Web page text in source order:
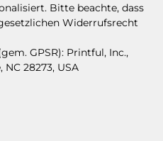
Bitte beachte, dass
Widerrufsrecht
GPSR): Printful, Inc.,
NC 28273, USA